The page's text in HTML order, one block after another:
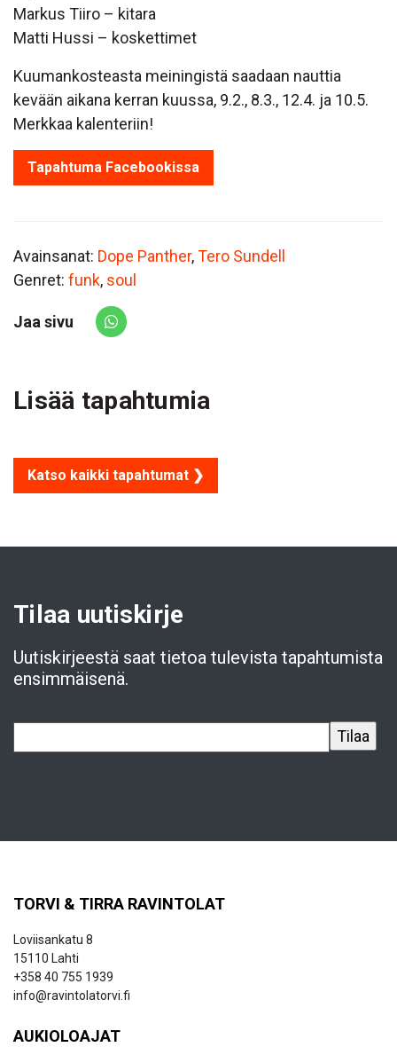
Markus Tiiro – kitara
Matti Hussi – koskettimet
Kuumankosteasta meiningistä saadaan nauttia
kevään aikana kerran kuussa, 9.2., 8.3., 12.4. ja 10.5.
Merkkaa kalenteriin!
Tapahtuma Facebookissa
Avainsanat: Dope Panther,Tero Sundell
Genret: funk, soul
Jaa sivu
Share via Whatsapp
Lisää tapahtumia
Katso kaikki tapahtumat ❯
Tilaa uutiskirje
Uutiskirjeestä saat tietoa tulevista tapahtumista
ensimmäisenä.
TORVI & TIRRA RAVINTOLAT
Loviisankatu 8
15110 Lahti
+358 40 755 1939
info@ravintolatorvi.fi
AUKIOLOAJAT